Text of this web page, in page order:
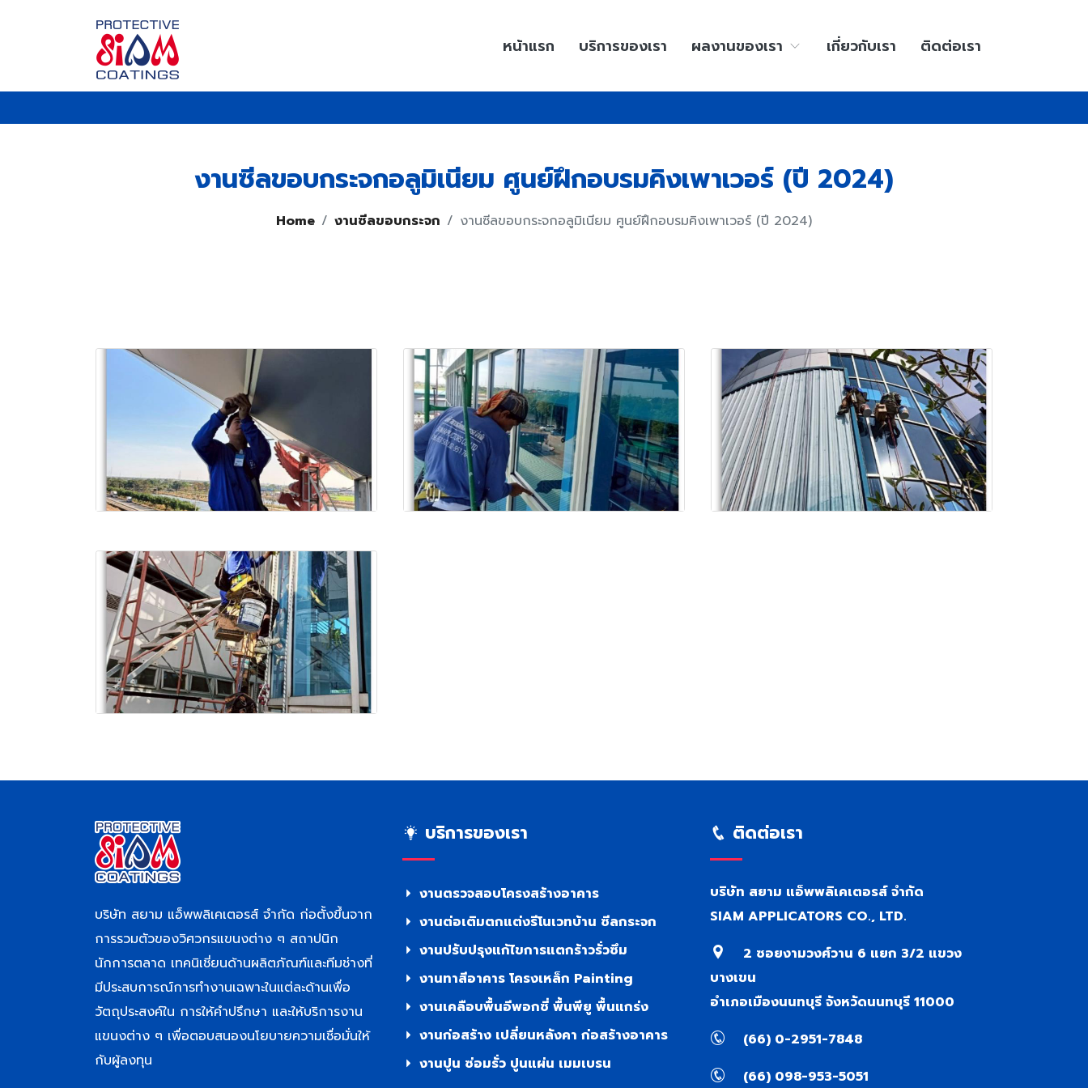
หน้าแรก บริการของเรา ผลงานของเรา เกี่ยวกับเรา ติดต่อเรา
งานซีลขอบกระจกอลูมิเนียม ศูนย์ฝึกอบรมคิงเพาเวอร์ (ปี 2024)
Home งานซีลขอบกระจก งานซีลขอบกระจกอลูมิเนียม ศูนย์ฝึกอบรมคิงเพาเวอร์ (ปี 2024)
บริษัท สยาม แอ็พพลิเคเตอรส์ จำกัด ก่อตั้งขึ้นจาก
การรวมตัวของวิศวกรแขนงต่าง ๆ สถาปนิก
นักการตลาด เทคนิเชี่ยนด้านผลิตภัณฑ์และทีมช่างที่
มีประสบการณ์การทำงานเฉพาะในแต่ละด้านเพื่อ
วัตถุประสงค์ใน การให้คำปรึกษา และให้บริการงาน
แขนงต่าง ๆ เพื่อตอบสนองนโยบายความเชื่อมั่นให้
กับผู้ลงทุน
บริการของเรา
งานตรวจสอบโครงสร้างอาคาร
งานต่อเติมตกแต่งรีโนเวทบ้าน ซีลกระจก
งานปรับปรุงแก้ไขการแตกร้าวรั่วซึม
งานทาสีอาคาร โครงเหล็ก Painting
งานเคลือบพื้นอีพอกซี่ พื้นพียู พื้นแกร่ง
งานก่อสร้าง เปลี่ยนหลังคา ก่อสร้างอาคาร
งานปูน ซ่อมรั่ว ปูนแผ่น เมมเบรน
ติดต่อเรา
บริษัท สยาม แอ็พพลิเคเตอรส์ จำกัด
SIAM APPLICATORS CO., LTD.
2 ซอยงามวงศ์วาน 6 แยก 3/2 แขวง
บางเขน
อำเภอเมืองนนทบุรี จังหวัดนนทบุรี 11000
(66) 0-2951-7848
(66) 098-953-5051